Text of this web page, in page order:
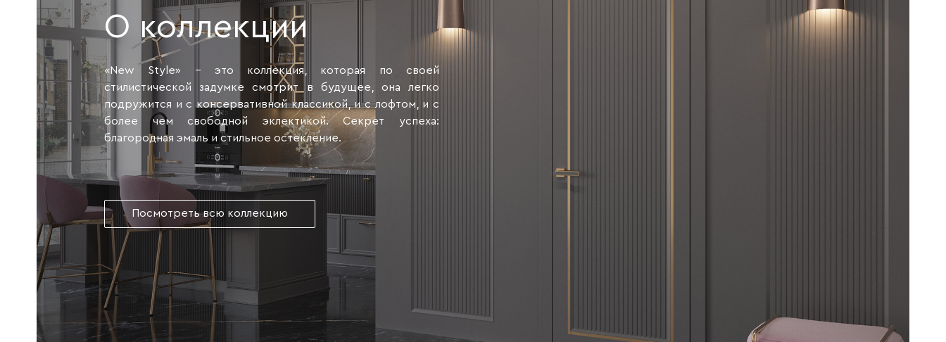
О коллекции
«New Style» - это коллекция, которая по своей
стилистической задумке смотрит в будущее, она легко
подружится и с консервативной классикой, и с лофтом, и с
более чем свободной эклектикой. Секрет успеха:
благородная эмаль и стильное остекление.
Посмотреть всю коллекцию